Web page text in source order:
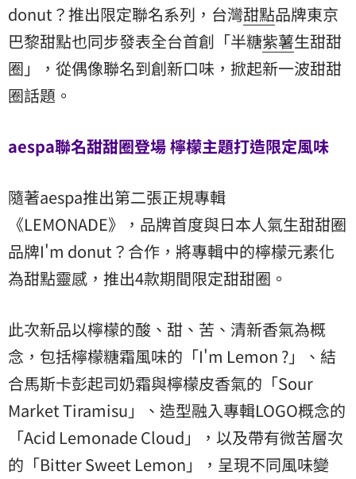
donut？推出限定聯名系列，台灣甜點品牌東京
巴黎甜點也同步發表全台首創「半糖紫薯生甜甜
圈」，從偶像聯名到創新口味，掀起新一波甜甜
圈話題。
aespa聯名甜甜圈登場 檸檬主題打造限定風味
隨著aespa推出第二張正規專輯
《LEMONADE》，品牌首度與日本人氣生甜甜圈
品牌I'm donut？合作，將專輯中的檸檬元素化
為甜點靈感，推出4款期間限定甜甜圈。
此次新品以檸檬的酸、甜、苦、清新香氣為概
念，包括檸檬糖霜風味的「I'm Lemon ?」、結
合馬斯卡彭起司奶霜與檸檬皮香氣的「Sour
Market Tiramisu」、造型融入專輯LOGO概念的
「Acid Lemonade Cloud」，以及帶有微苦層次
的「Bitter Sweet Lemon」，呈現不同風味變